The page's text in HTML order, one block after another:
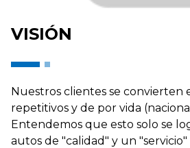
VISIÓN
Nuestros clientes se convierten
repetitivos y de por vida
Entendemos que esto solo se
autos de "calidad" y un